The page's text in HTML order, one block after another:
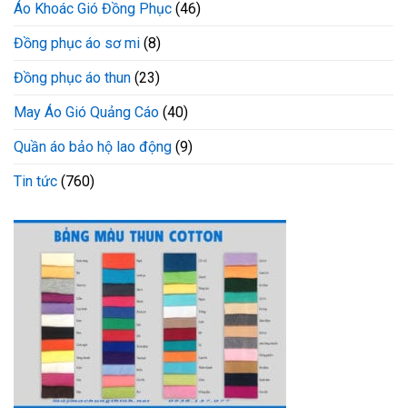
Áo Khoác Gió Đồng Phục (46)
Đồng phục áo sơ mi (8)
Đồng phục áo thun (23)
May Áo Gió Quảng Cáo (40)
Quần áo bảo hộ lao động (9)
Tin tức (760)